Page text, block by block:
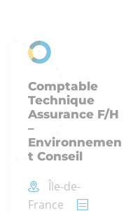
Comptable
Technique
Assurance F/H
–
Environnemen
t Conseil
Île-de-
France